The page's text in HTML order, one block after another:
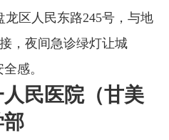
区人民东路245号，与地
，夜间急诊绿灯让城
感。
民医院（甘美
部